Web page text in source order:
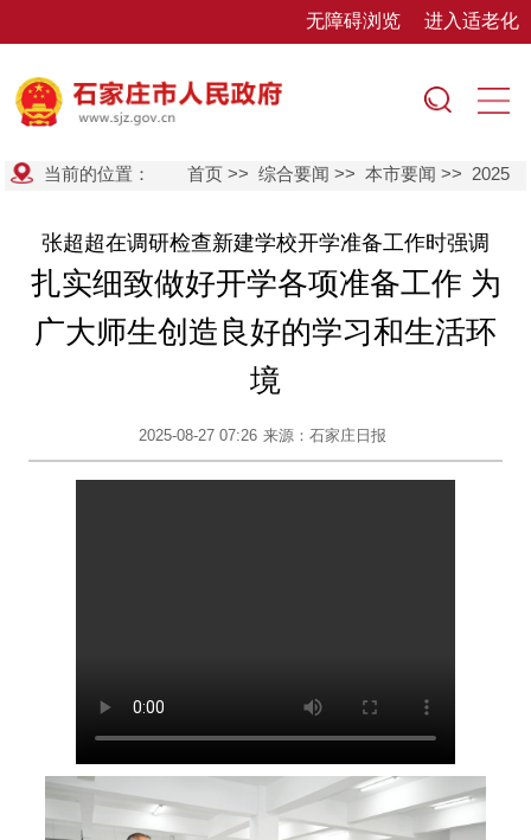
无障碍浏览 进入适老化
当前的位置： 首页 >>综合要闻 >>本市要闻 >> 2025
张超超在调研检查新建学校开学准备工作时强调
扎实细致做好开学各项准备工作 为
广大师生创造良好的学习和生活环
境
2025-08-27 07:26 来源：石家庄日报